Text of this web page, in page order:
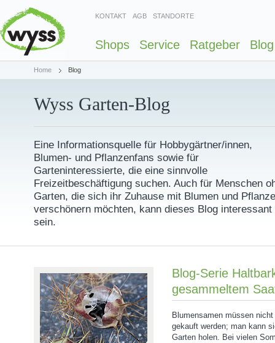
KONTAKT AGB STANDORTE
Shops Service Ratgeber Blog
Home Blog
Wyss Garten-Blog
Eine Informationsquelle für Hobbygärtner/innen,
Blumen- und Pflanzenfans sowie für
Garteninteressierte, die eine sinnvolle
Freizeitbeschäftigung suchen. Auch für Menschen
Garten, die sich ihr Zuhause mit Blumen und
verschönern möchten, kann dieses Blog interessant
sein.
Blog-Serie
gesammeltem
Blumensamen müssen
gekauft werden; man kann
Garten holen. Bei vielen